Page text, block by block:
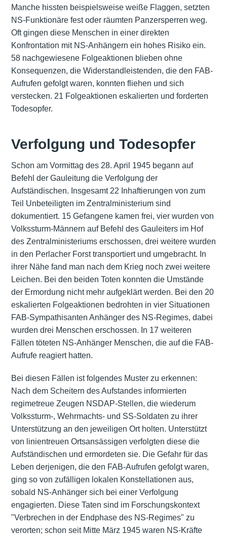
Manche hissten beispielsweise weiße Flaggen, setzten
NS-Funktionäre fest oder räumten Panzersperren weg.
Oft gingen diese Menschen in einer direkten
Konfrontation mit NS-Anhängern ein hohes Risiko ein.
58 nachgewiesene Folgeaktionen blieben ohne
Konsequenzen, die Widerstandleistenden, die den FAB-
Aufrufen gefolgt waren, konnten fliehen und sich
verstecken. 21 Folgeaktionen eskalierten und forderten
Todesopfer.
Verfolgung und Todesopfer
Schon am Vormittag des 28. April 1945 begann auf
Befehl der Gauleitung die Verfolgung der
Aufständischen. Insgesamt 22 Inhaftierungen von zum
Teil Unbeteiligten im Zentralministerium sind
dokumentiert. 15 Gefangene kamen frei, vier wurden von
Volkssturm-Männern auf Befehl des Gauleiters im Hof
des Zentralministeriums erschossen, drei weitere wurden
in den Perlacher Forst transportiert und umgebracht. In
ihrer Nähe fand man nach dem Krieg noch zwei weitere
Leichen. Bei den beiden Toten konnten die Umstände
der Ermordung nicht mehr aufgeklärt werden. Bei den 20
eskalierten Folgeaktionen bedrohten in vier Situationen
FAB-Sympathisanten Anhänger des NS-Regimes, dabei
wurden drei Menschen erschossen. In 17 weiteren
Fällen töteten NS-Anhänger Menschen, die auf die FAB-
Aufrufe reagiert hatten.
Bei diesen Fällen ist folgendes Muster zu erkennen:
Nach dem Scheitern des Aufstandes informierten
regimetreue Zeugen NSDAP-Stellen, die wiederum
Volkssturm-, Wehrmachts- und SS-Soldaten zu ihrer
Unterstützung an den jeweiligen Ort holten. Unterstützt
von linientreuen Ortsansässigen verfolgten diese die
Aufständischen und ermordeten sie. Die Gefahr für das
Leben derjenigen, die den FAB-Aufrufen gefolgt waren,
ging so von zufälligen lokalen Konstellationen aus,
sobald NS-Anhänger sich bei einer Verfolgung
engagierten. Diese Taten sind im Forschungskontext
"Verbrechen in der Endphase des NS-Regimes" zu
verorten; schon seit Mitte März 1945 waren NS-Kräfte